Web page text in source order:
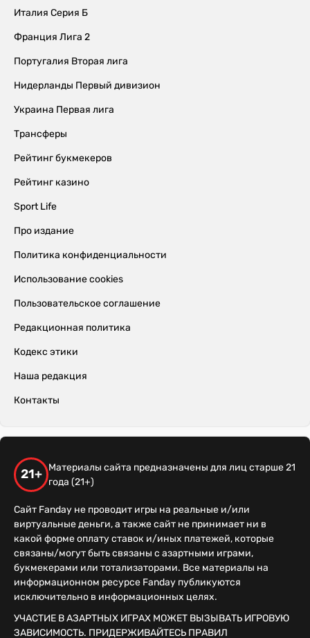
Италия Серия Б
Франция Лига 2
Португалия Вторая лига
Нидерланды Первый дивизион
Украина Первая лига
Трансферы
Рейтинг букмекеров
Рейтинг казино
Sport Life
Про издание
Политика конфиденциальности
Использование cookies
Пользовательское соглашение
Редакционная политика
Кодекс этики
Наша редакция
Контакты
21+
Материалы сайта предназначены для лиц старше 21
года (21+)
Сайт Fanday не проводит игры на реальные и/или
виртуальные деньги, а также сайт не принимает ни в
какой форме оплату ставок и/иных платежей, которые
связаны/могут быть связаны с азартными играми,
букмекерами или тотализаторами. Все материалы на
информационном ресурсе Fanday публикуются
исключительно в информационных целях.
УЧАСТИЕ В АЗАРТНЫХ ИГРАХ МОЖЕТ ВЫЗЫВАТЬ ИГРОВУЮ
ЗАВИСИМОСТЬ. ПРИДЕРЖИВАЙТЕСЬ ПРАВИЛ